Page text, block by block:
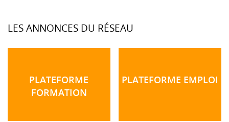
LES ANNONCES DU RÉSEAU
PLATEFORME
FORMATION
PLATEFORME EMPLOI